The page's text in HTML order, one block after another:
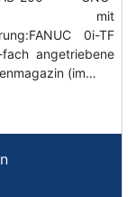
mit
0i-TF
angetriebene
(im…